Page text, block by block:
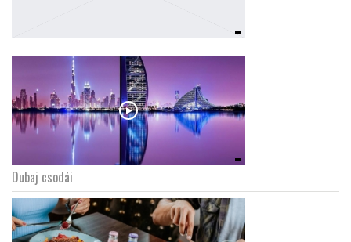
Dubaj csodái